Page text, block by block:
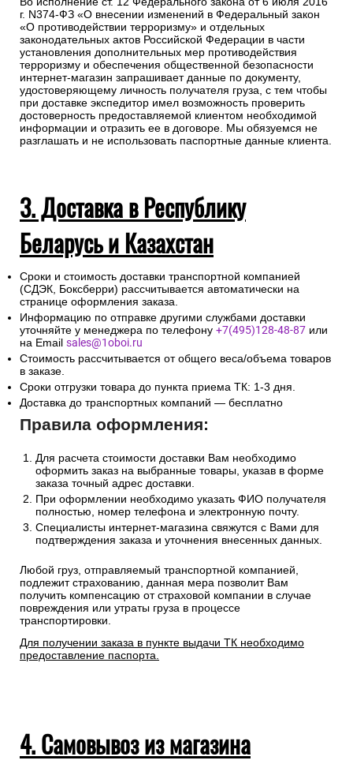
г. N374-ФЗ «О внесении изменений в Федеральный закон
«О противодействии терроризму» и отдельных
законодательных актов Российской Федерации в части
установления дополнительных мер противодействия
терроризму и обеспечения общественной безопасности
интернет-магазин запрашивает данные по документу,
удостоверяющему личность получателя груза, с тем чтобы
при доставке экспедитор имел возможность проверить
достоверность предоставляемой клиентом необходимой
информации и отразить ее в договоре. Мы обязуемся не
разглашать и не использовать паспортные данные клиента.
3. Доставка в Республику
Беларусь и Казахстан
Сроки и стоимость доставки транспортной компанией
(СДЭК, Боксберри) рассчитывается автоматически на
странице оформления заказа.
Информацию по отправке другими службами доставки
уточняйте у менеджера по телефону +7(495)128-48-87 или
на Email sales@1oboi.ru
Стоимость рассчитывается от общего веса/объема товаров
в заказе.
Сроки отгрузки товара до пункта приема ТК: 1-3 дня.
Доставка до транспортных компаний — бесплатно
Правила оформления:
Для расчета стоимости доставки Вам необходимо
оформить заказ на выбранные товары, указав в форме
заказа точный адрес доставки.
При оформлении необходимо указать ФИО получателя
полностью, номер телефона и электронную почту.
Специалисты интернет-магазина свяжутся с Вами для
подтверждения заказа и уточнения внесенных данных.
Любой груз, отправляемый транспортной компанией,
подлежит страхованию, данная мера позволит Вам
получить компенсацию от страховой компании в случае
повреждения или утраты груза в процессе
транспортировки.
Для получении заказа в пункте выдачи ТК необходимо
предоставление паспорта.
4. Самовывоз из магазина